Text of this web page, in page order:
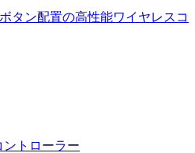
タン配置の高性能ワイヤレスコ
ントローラー